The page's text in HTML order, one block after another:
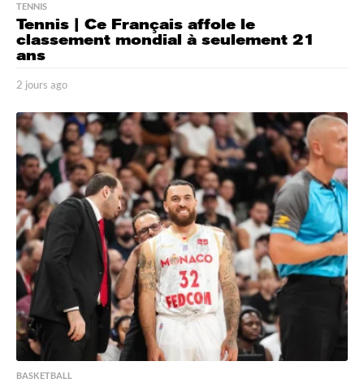
TENNIS
Tennis | Ce Français affole le
classement mondial à seulement 21
ans
2 jours ago
o
u
r
s
a
g
o
BASKETBALL